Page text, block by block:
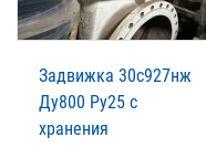
Задвижка 30с927нж
Ду800 Ру25 с
хранения